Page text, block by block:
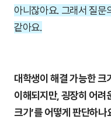
아니잖아요. 그래서 질문
같아요.
대학생이 해결 가능한 크
이해되지만, 굉장히 어려
크기’를 어떻게 판단하나